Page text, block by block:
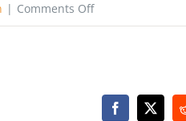
| Comments Offon
Facebook
X